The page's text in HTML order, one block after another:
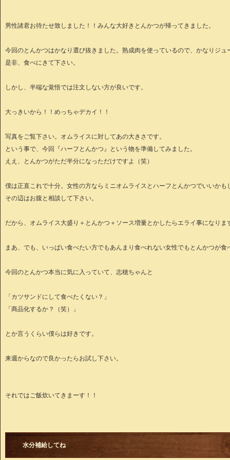
男性諸君お待たせ致しました！！みんな大好きとんかつが帰ってきました。
今回のとんかつはかなり選び抜きました。熟成肉を使っているので、かなりジュ
是非、食べにきて下さい。
しかし、半端な覚悟では注文しない方が良いです。
大っきいから！！めっちゃデカイ！！
写真をご覧下さい。オムライスに対してあの大きさです。
という事で、今回『ハーフとんかつ』という物を準備してみました。
ええ、とんかつがただ半分になっただけですよ（笑）
僕は正直これで十分。女性の方ならミニオムライスとハーフとんかつでいいかも
その辺はお腹と相談して下さい。
だから、オムライス大盛り＋とんかつ＋ソース増量とかしたらエライ事になりま
まあ、でも、いっぱい食べたい方でもあんまり食べれない女性でもとんかつが
今回のとんかつ本当に気に入っていて、志穂ちゃんと
「カツサンドにして食べたくない？」
「商品化するか？（笑）」
とか言うくらい僕らは好きです。
来週からなので良かったらお試し下さい。
それではご飯炊いてきまーす！！
水分補給してね